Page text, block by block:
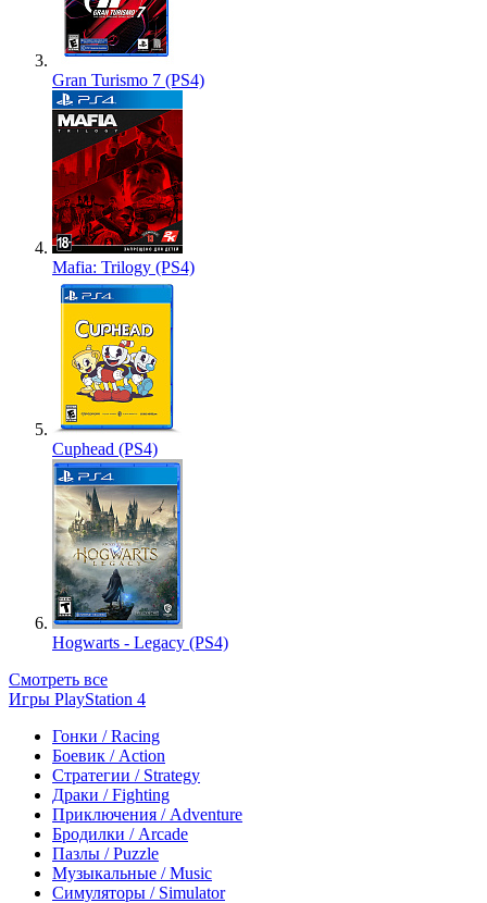
Gran Turismo 7 (PS4)
Mafia: Trilogy (PS4)
Cuphead (PS4)
Hogwarts - Legacy (PS4)
Смотреть все
Игры PlayStation 4
Гонки / Racing
Боевик / Action
Стратегии / Strategy
Драки / Fighting
Приключения / Adventure
Бродилки / Arcade
Пазлы / Puzzle
Музыкальные / Music
Симуляторы / Simulator